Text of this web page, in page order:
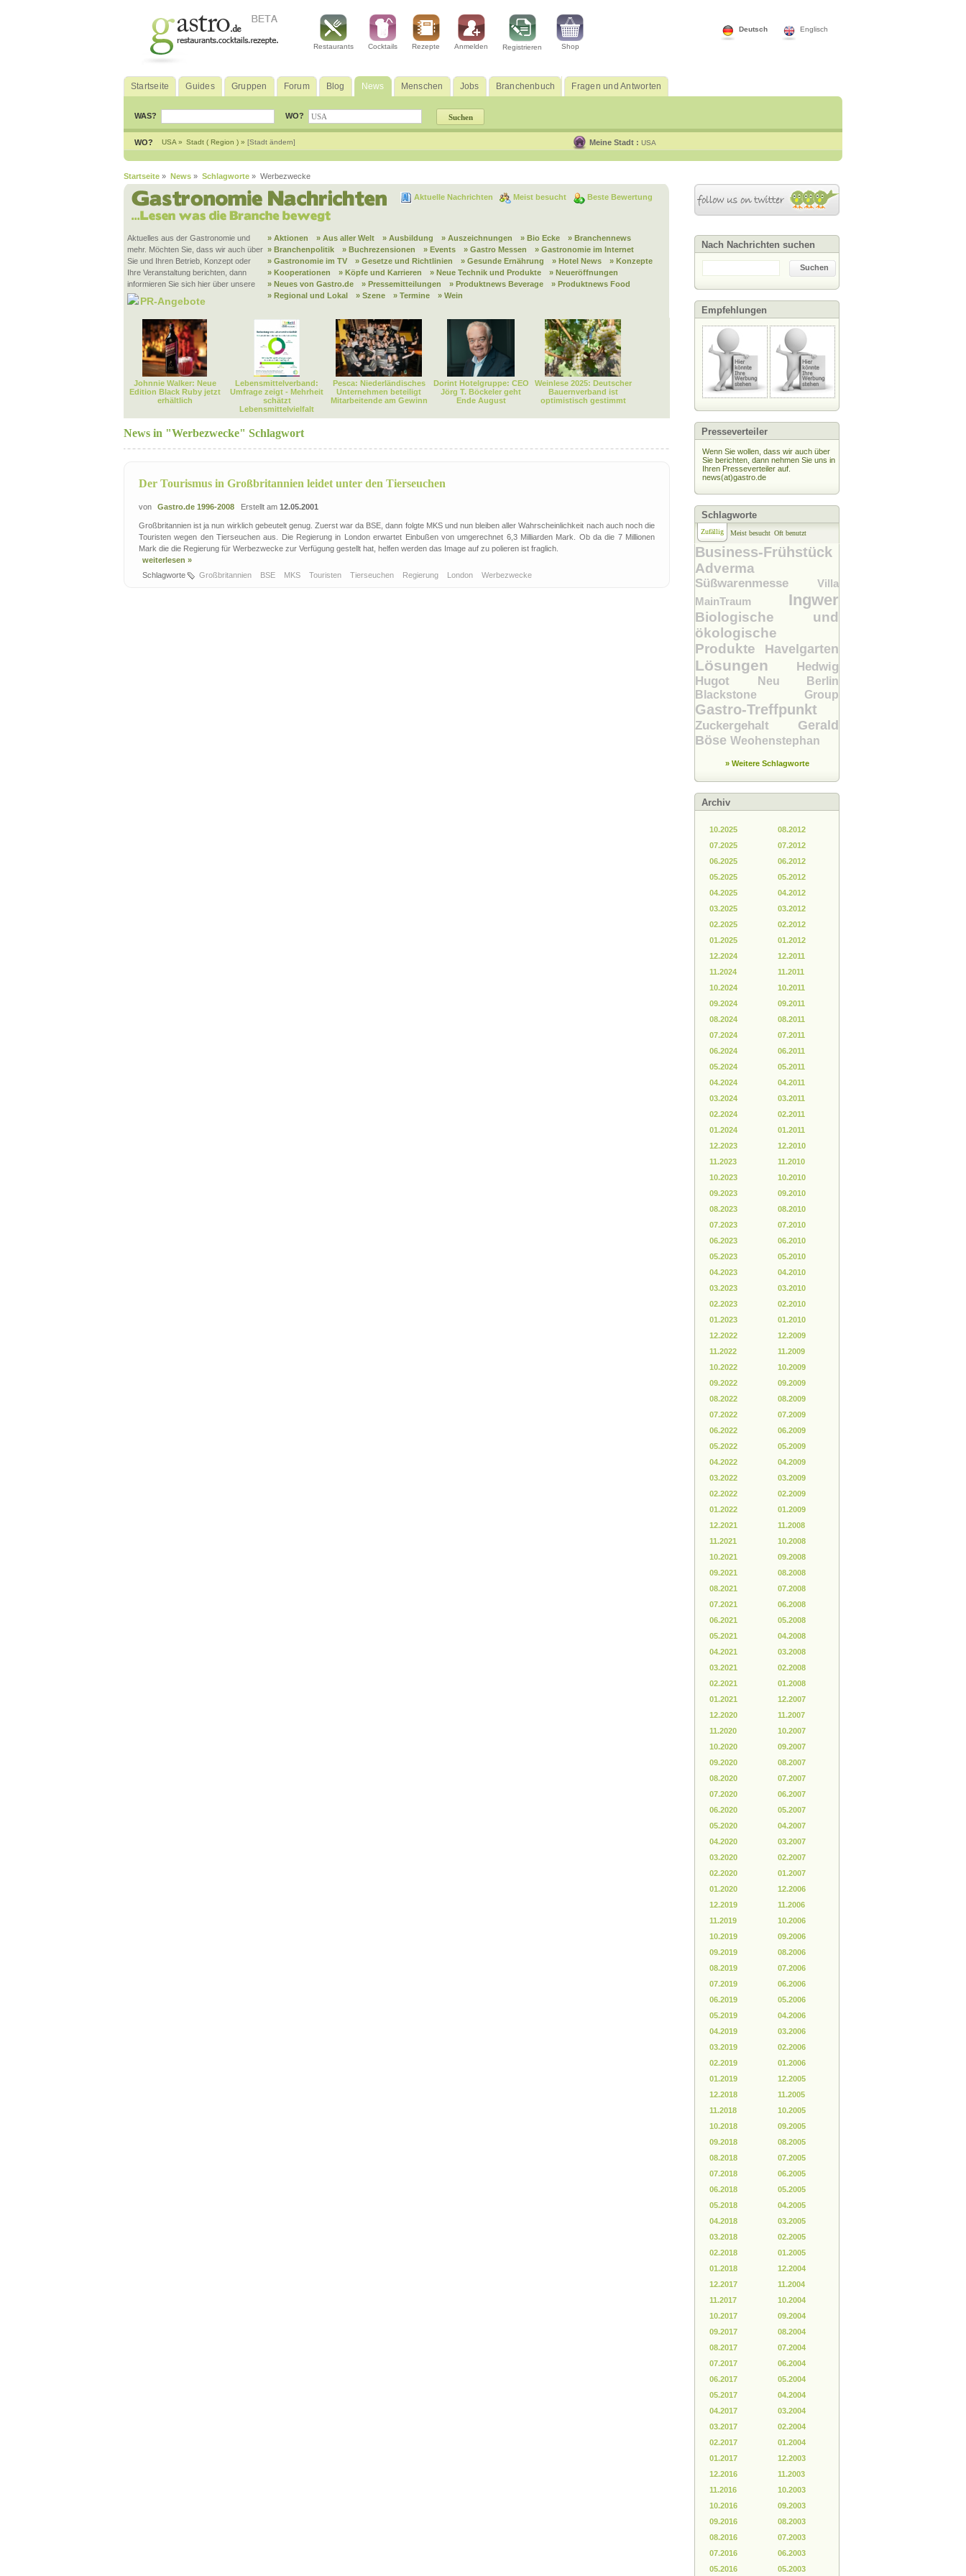
Englisch
Deutsch
Restaurants Cocktails Rezepte Anmelden Registrieren Shop
Startseite Guides Gruppen Forum Blog News Menschen Jobs Branchenbuch Fragen und Antworten
WAS? WO?
WO? USA » Stadt ( Region ) » [Stadt ändern] Meine Stadt : USA
Startseite » News » Schlagworte » Werbezwecke
Aktuelle Nachrichten Meist besucht Beste Bewertung
Aktuelles aus der Gastronomie und
mehr. Möchten Sie, dass wir auch über
Sie und Ihren Betrieb, Konzept oder
Ihre Veranstaltung berichten, dann
informieren Sie sich hier über unsere
PR-Angebote
» Aktionen » Aus aller Welt » Ausbildung » Auszeichnungen » Bio Ecke
» Branchennews
» Branchenpolitik
» Buchrezensionen » Events » Gastro Messen
» Gastronomie im Internet
» Gastronomie im TV
» Gesetze und Richtlinien » Gesunde Ernährung » Hotel News
» Konzepte
» Kooperationen
» Köpfe und Karrieren » Neue Technik und Produkte
» Neueröffnungen
» Neues von Gastro.de
» Pressemitteilungen » Produktnews Beverage
» Produktnews Food
» Regional und Lokal
» Szene » Termine » Wein
Johnnie Walker: Neue
Edition Black Ruby jetzt
erhältlich
Lebensmittelverband:
Umfrage zeigt - Mehrheit
schätzt
Lebensmittelvielfalt
Pesca: Niederländisches
Unternehmen beteiligt
Mitarbeitende am Gewinn
Dorint Hotelgruppe: CEO
Jörg T. Böckeler geht
Ende August
Weinlese 2025: Deutscher
Bauernverband ist
optimistisch gestimmt
News in "Werbezwecke" Schlagwort
Der Tourismus in Großbritannien leidet unter den Tierseuchen
von Gastro.de 1996-2008 Erstellt am 12.05.2001
Großbritannien ist ja nun wirklich gebeutelt genug. Zuerst war da BSE, dann folgte MKS und nun bleiben aller Wahrscheinlichkeit nach auch noch die
Touristen wegen den Tierseuchen aus. Die Regierung in London erwartet Einbußen von umgerechnet 6,3 Milliarden Mark. Ob da die 7 Millionen
Mark die die Regierung für Werbezwecke zur Verfügung gestellt hat, helfen werden das Image auf zu polieren ist fraglich.
weiterlesen »
Schlagworte
Großbritannien BSE MKS Touristen Tierseuchen Regierung London Werbezwecke
Nach Nachrichten suchen
Suchen
Empfehlungen
Presseverteiler
Wenn Sie wollen, dass wir auch über
Sie berichten, dann nehmen Sie uns in
Ihren Presseverteiler auf.
news(at)gastro.de
Schlagworte
Zufällig Meist besucht Oft benutzt
Business-Frühstück
Adverma
Süßwarenmesse Villa
MainTraum Ingwer
Biologische und
ökologische
Produkte Havelgarten
Lösungen
Hedwig
Hugot
Neu Berlin
Blackstone Group
Gastro-Treffpunkt
Zuckergehalt Gerald
Böse Weohenstephan
» Weitere Schlagworte
Archiv
10.2025
07.2025
06.2025
05.2025
04.2025
03.2025
02.2025
01.2025
12.2024
11.2024
10.2024
09.2024
08.2024
07.2024
06.2024
05.2024
04.2024
03.2024
02.2024
01.2024
12.2023
11.2023
10.2023
09.2023
08.2023
07.2023
06.2023
05.2023
04.2023
03.2023
02.2023
01.2023
12.2022
11.2022
10.2022
09.2022
08.2022
07.2022
06.2022
05.2022
04.2022
03.2022
02.2022
01.2022
12.2021
11.2021
10.2021
09.2021
08.2021
07.2021
06.2021
05.2021
04.2021
03.2021
02.2021
01.2021
12.2020
11.2020
10.2020
09.2020
08.2020
07.2020
06.2020
05.2020
04.2020
03.2020
02.2020
01.2020
12.2019
11.2019
10.2019
09.2019
08.2019
07.2019
06.2019
05.2019
04.2019
03.2019
02.2019
01.2019
12.2018
11.2018
10.2018
09.2018
08.2018
07.2018
06.2018
05.2018
04.2018
03.2018
02.2018
01.2018
12.2017
11.2017
10.2017
09.2017
08.2017
07.2017
06.2017
05.2017
04.2017
03.2017
02.2017
01.2017
12.2016
11.2016
10.2016
09.2016
08.2016
07.2016
05.2016
08.2012
07.2012
06.2012
05.2012
04.2012
03.2012
02.2012
01.2012
12.2011
11.2011
10.2011
09.2011
08.2011
07.2011
06.2011
05.2011
04.2011
03.2011
02.2011
01.2011
12.2010
11.2010
10.2010
09.2010
08.2010
07.2010
06.2010
05.2010
04.2010
03.2010
02.2010
01.2010
12.2009
11.2009
10.2009
09.2009
08.2009
07.2009
06.2009
05.2009
04.2009
03.2009
02.2009
01.2009
11.2008
10.2008
09.2008
08.2008
07.2008
06.2008
05.2008
04.2008
03.2008
02.2008
01.2008
12.2007
11.2007
10.2007
09.2007
08.2007
07.2007
06.2007
05.2007
04.2007
03.2007
02.2007
01.2007
12.2006
11.2006
10.2006
09.2006
08.2006
07.2006
06.2006
05.2006
04.2006
03.2006
02.2006
01.2006
12.2005
11.2005
10.2005
09.2005
08.2005
07.2005
06.2005
05.2005
04.2005
03.2005
02.2005
01.2005
12.2004
11.2004
10.2004
09.2004
08.2004
07.2004
06.2004
05.2004
04.2004
03.2004
02.2004
01.2004
12.2003
11.2003
10.2003
09.2003
08.2003
07.2003
06.2003
05.2003